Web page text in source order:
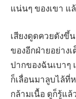
แน่นๆ ของเขา แ
เสียงดูดควยดังขึ้
ของอีกฝ่ายอย่าง
ปากของฉันเบาๆ
ก็เลื่อนมาลูบไล้ที่
กล้ามเนื้อ ดูก็รู้แ